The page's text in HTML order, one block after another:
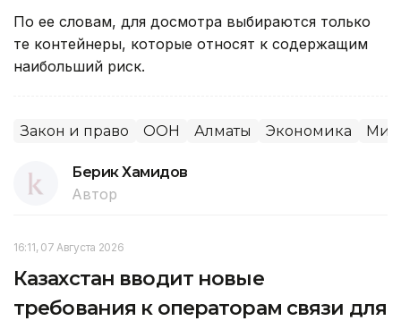
По ее словам, для досмотра выбираются только
те контейнеры, которые относят к содержащим
наибольший риск.
Закон и право ООН Алматы Экономика
Берик Хамидов
Автор
16:11, 07 Августа 2026
Казахстан вводит новые
требования к операторам связи для